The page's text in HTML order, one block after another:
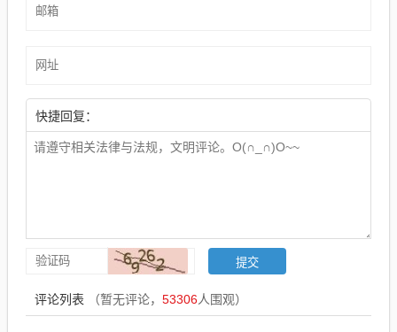
快捷回复：
评论列表 （暂无评论， 53306人围观）